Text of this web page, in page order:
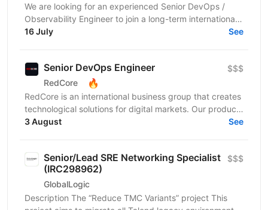
We are looking for an experienced Senior DevOps /
Observability Engineer to join a long-term international
project focused on building a modern...
16 July See
Senior DevOps Engineer
RedCore 🔥
$$$
RedCore is an international business group that creates
technological solutions for digital markets. Our products
and services cover fintech, marketing,...
3 August See
Senior/Lead SRE Networking Specialist
(IRC298962)
GlobalLogic
$$$
Description The “Reduce TMC Variants” project This